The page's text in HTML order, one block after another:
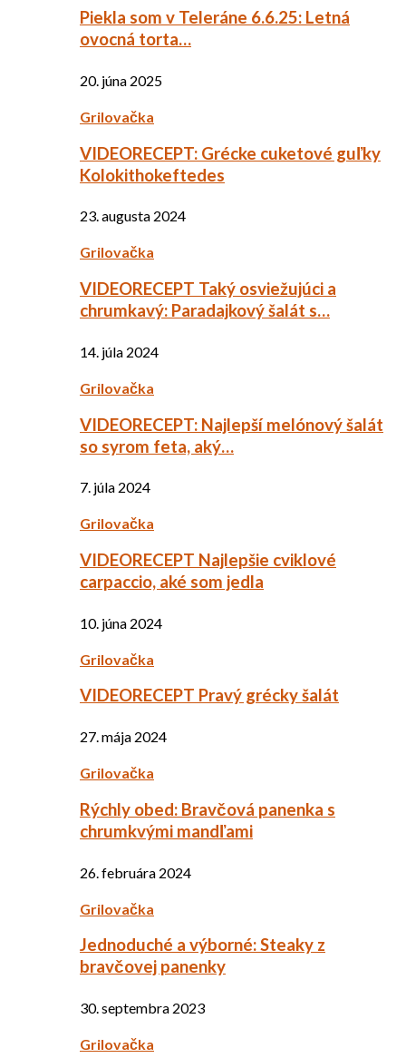
Piekla som v Teleráne 6.6.25: Letná
ovocná torta…
20. júna 2025
Grilovačka
VIDEORECEPT: Grécke cuketové guľky
Kolokithokeftedes
23. augusta 2024
Grilovačka
VIDEORECEPT Taký osviežujúci a
chrumkavý: Paradajkový šalát s…
14. júla 2024
Grilovačka
VIDEORECEPT: Najlepší melónový šalát
so syrom feta, aký…
7. júla 2024
Grilovačka
VIDEORECEPT Najlepšie cviklové
carpaccio, aké som jedla
10. júna 2024
Grilovačka
VIDEORECEPT Pravý grécky šalát
27. mája 2024
Grilovačka
Rýchly obed: Bravčová panenka s
chrumkvými mandľami
26. februára 2024
Grilovačka
Jednoduché a výborné: Steaky z
bravčovej panenky
30. septembra 2023
Grilovačka